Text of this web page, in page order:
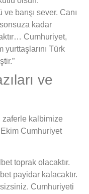
barışı sever. Canı
kadar
Cumhuriyet,
Türk
ve
zaferle kalbimize
Cumhuriyet
toprak olacaktır.
payidar kalacaktır.
Cumhuriyeti